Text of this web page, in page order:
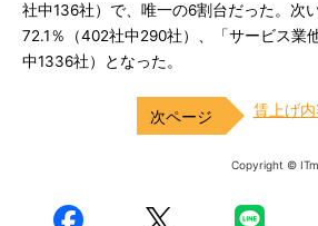
社中136社）で、唯一の6割台だった。次
72.1％（402社中290社）、「サービス業
中1336社）となった。
賃上げ内
Copyright ©